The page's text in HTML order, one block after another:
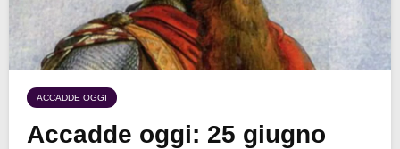
ACCADDE OGGI
Accadde oggi: 25 giugno